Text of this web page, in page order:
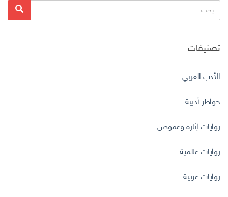
البحث
عن:
بحث
تصنيفات
الأدب العربي
خواطر أدبية
روايات إثارة وغموض
روايات عالمية
روايات عربية